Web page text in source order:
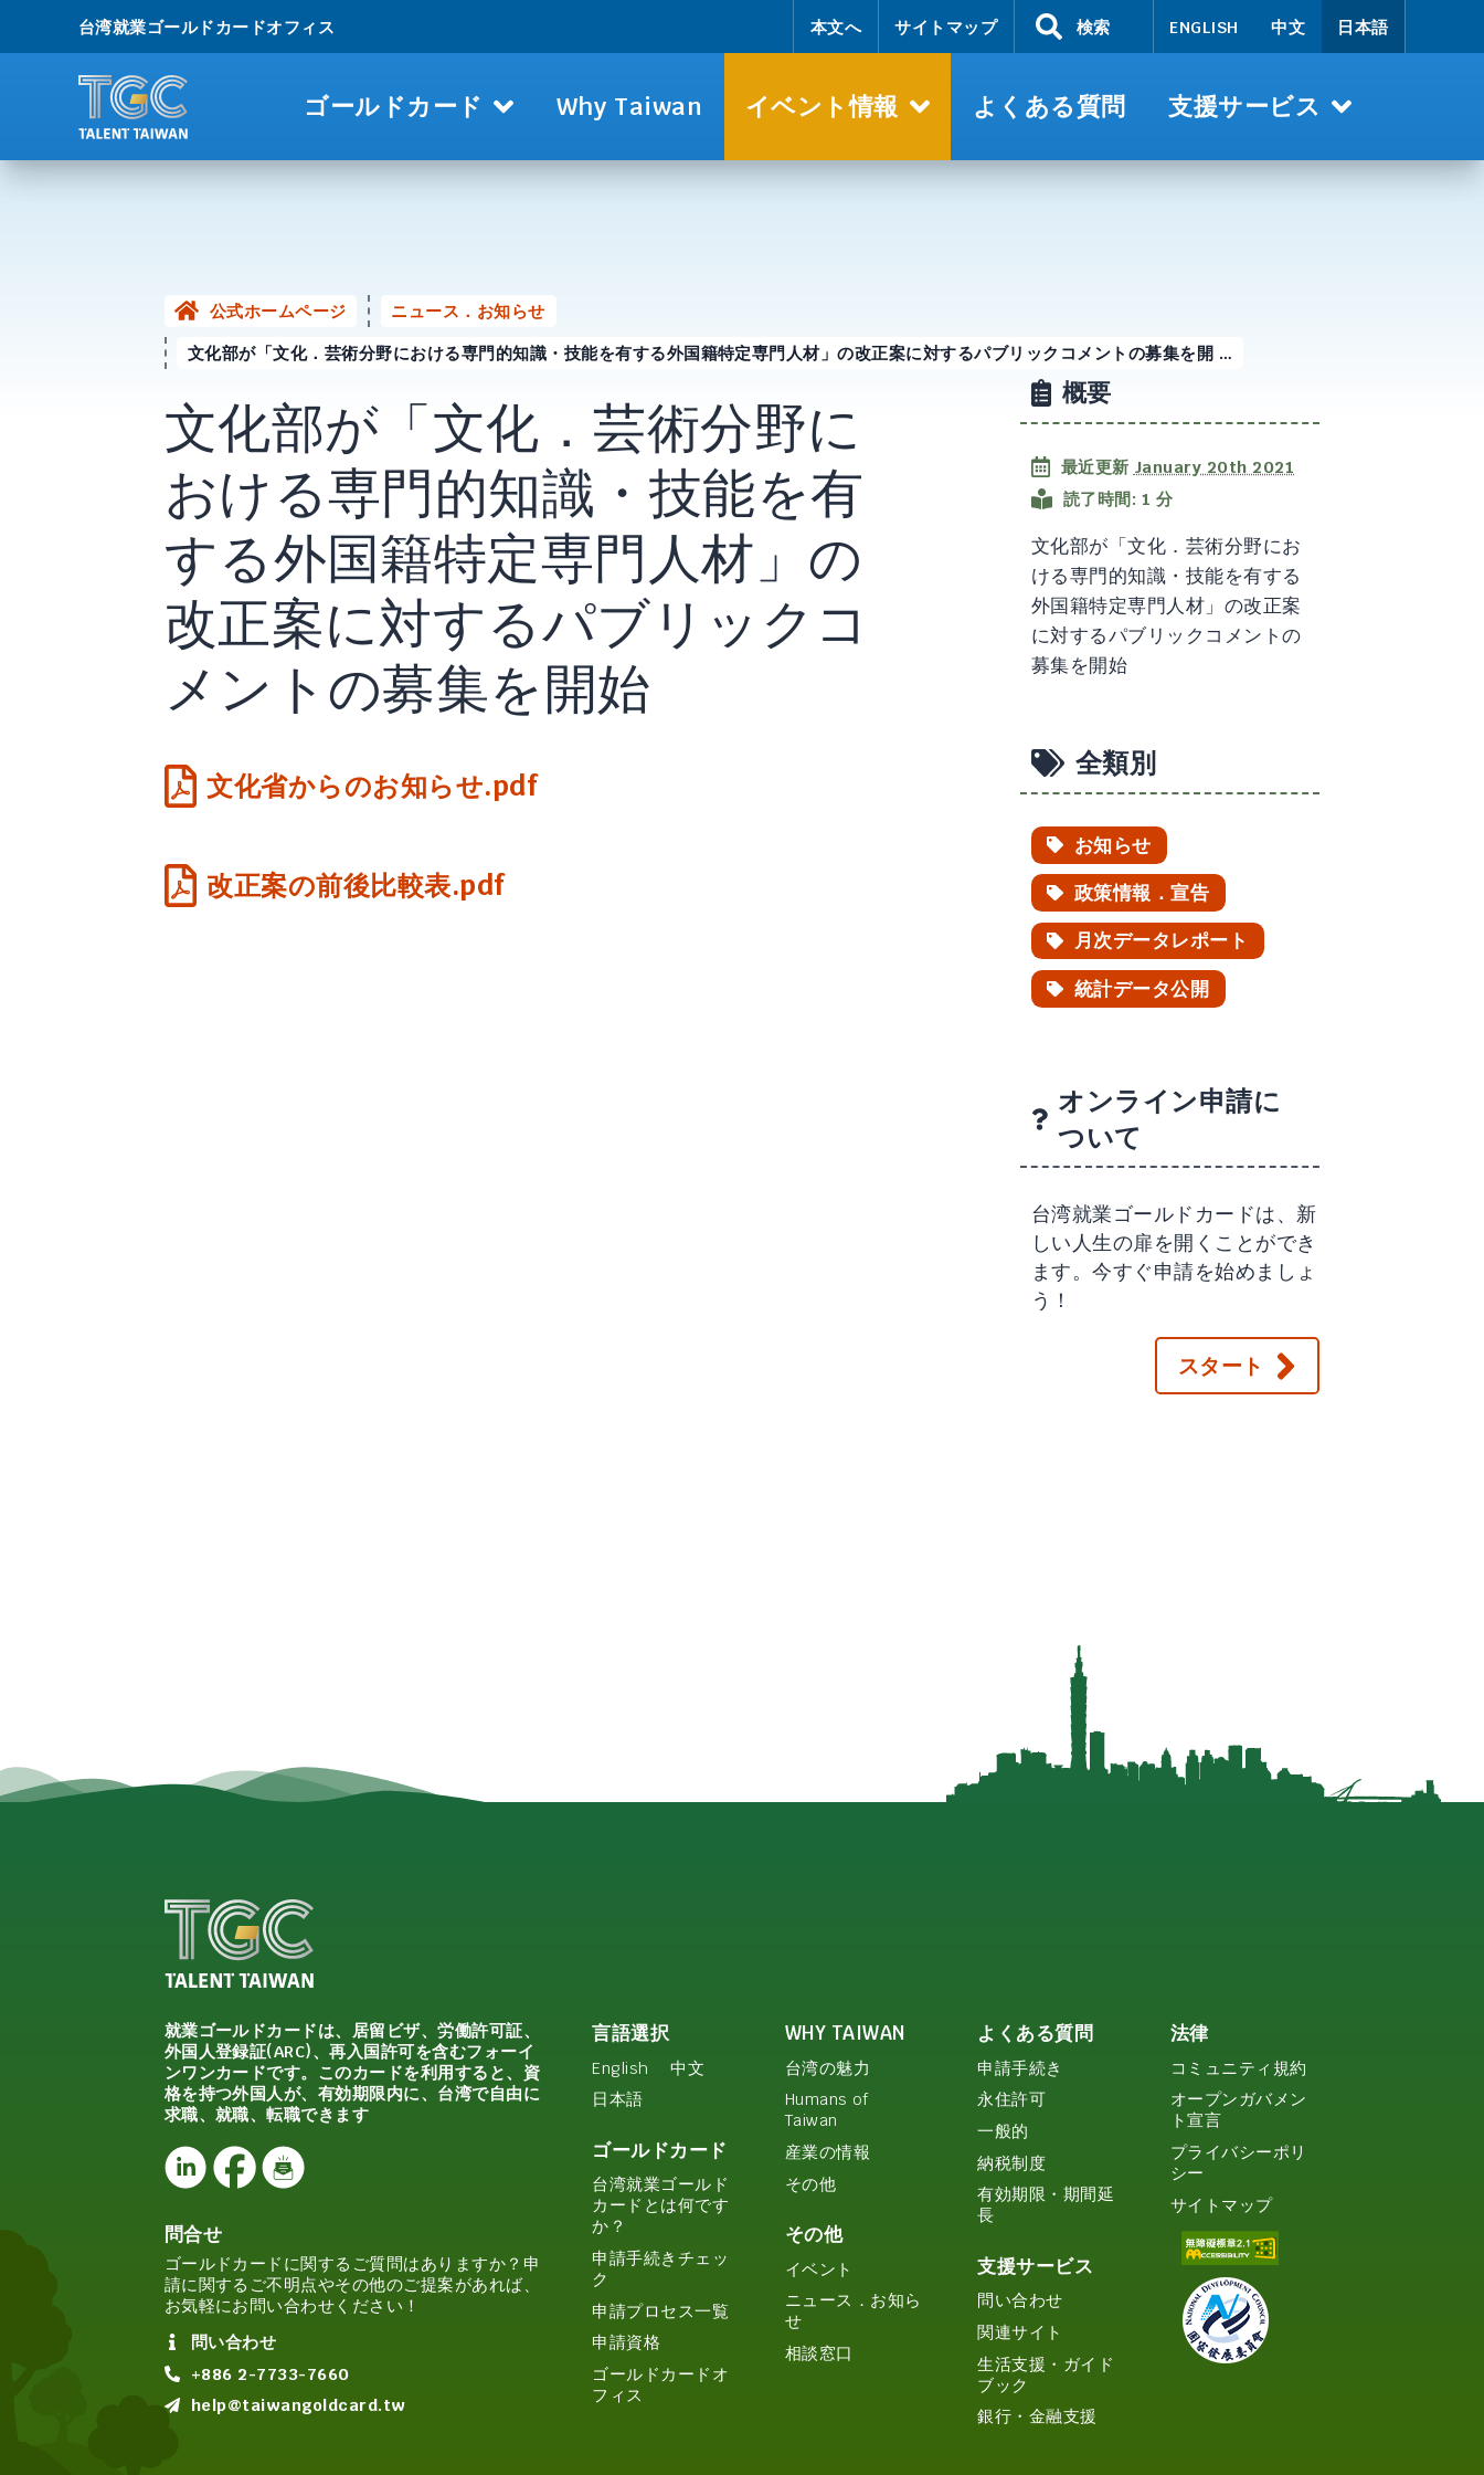
台湾就業ゴールドカードオフィス 本文へ サイトマップ 検索 ENGLISH 中文 日本語
ゴールドカード Why Taiwan イベント情報 よくある質問 支援サービス
公式ホームページ ニュース．お知らせ
文化部が「文化．芸術分野における専門的知識・技能を有する外国籍特定専門人材」の改正案に対するパブリックコメントの募集を開 …
文化部が「文化．芸術分野に
おける専門的知識・技能を有
する外国籍特定専門人材」の
改正案に対するパブリックコ
メントの募集を開始
文化省からのお知らせ.pdf
改正案の前後比較表.pdf
概要
最近更新 January 20th 2021
読了時間: 1 分
文化部が「文化．芸術分野にお
ける専門的知識・技能を有する
外国籍特定専門人材」の改正案
に対するパブリックコメントの
募集を開始
全類別
お知らせ
政策情報．宣告
月次データレポート
統計データ公開
オンライン申請に
ついて
台湾就業ゴールドカードは、新
しい人生の扉を開くことができ
ます。今すぐ申請を始めましょ
う！
スタート
就業ゴールドカードは、居留ビザ、労働許可証、
外国人登録証(ARC)、再入国許可を含むフォーイ
ンワンカードです。このカードを利用すると、資
格を持つ外国人が、有効期限内に、台湾で自由に
求職、就職、転職できます
問合せ
ゴールドカードに関するご質問はありますか？申
請に関するご不明点やその他のご提案があれば、
お気軽にお問い合わせください！
問い合わせ
+886 2-7733-7660
help@taiwangoldcard.tw
言語選択
English
中文
日本語
ゴールドカード
台湾就業ゴールド
カードとは何です
か？
申請手続きチェッ
ク
申請プロセス一覧
申請資格
ゴールドカードオ
フィス
WHY TAIWAN
台湾の魅力
Humans of
Taiwan
産業の情報
その他
その他
イベント
ニュース．お知ら
せ
相談窓口
よくある質問
申請手続き
永住許可
一般的
納税制度
有効期限・期間延
長
支援サービス
問い合わせ
関連サイト
生活支援・ガイド
ブック
銀行・金融支援
法律
コミュニティ規約
オープンガバメン
ト宣言
プライバシーポリ
シー
サイトマップ